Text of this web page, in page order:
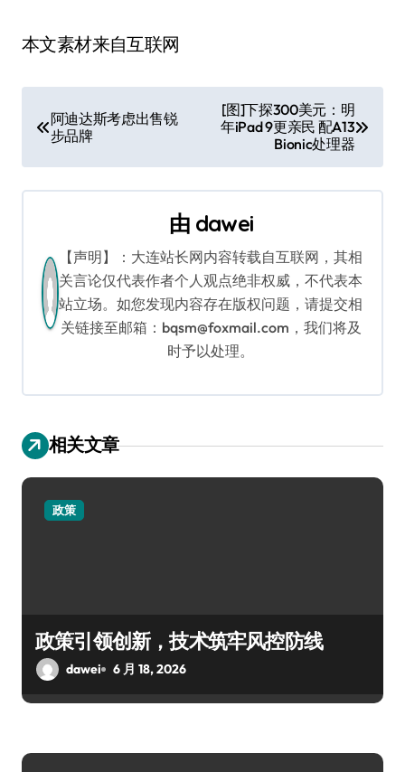
本文素材来自互联网
章
导
阿迪达斯考虑出售锐
步品牌
[图]下探300美元：明
年iPad 9更亲民 配A13
Bionic处理器
由 dawei
【声明】：大连站长网内容转载自互联网，其相
关言论仅代表作者个人观点绝非权威，不代表本
站立场。如您发现内容存在版权问题，请提交相
关链接至邮箱：bqsm@foxmail.com，我们将及
时予以处理。
相关文章
政策
政策引领创新，技术筑牢风控防线
dawei 6 月 18, 2026